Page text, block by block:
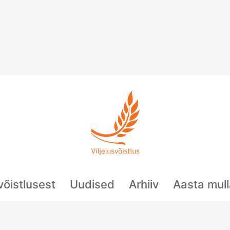
Uudised Arhiiv Aasta